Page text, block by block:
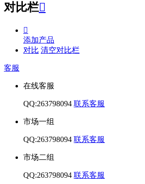
对比栏

添加产品
对比 清空对比栏
客服
在线客服
QQ:263798094 联系客服
市场一组
QQ:263798094 联系客服
市场二组
QQ:263798094 联系客服